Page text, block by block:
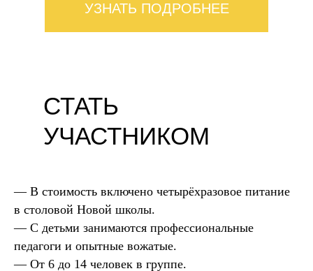
УЗНАТЬ ПОДРОБНЕЕ
СТАТЬ
УЧАСТНИКОМ
— В стоимость включено четырёхразовое питание
в столовой Новой школы.
— С детьми занимаются профессиональные
педагоги и опытные вожатые.
— От 6 до 14 человек в группе.